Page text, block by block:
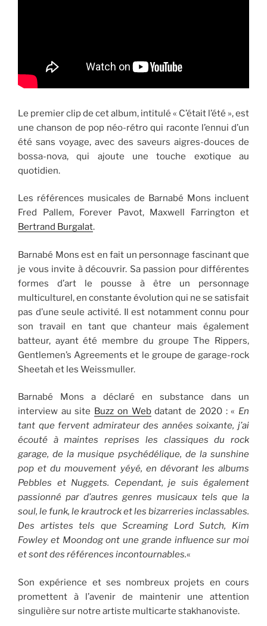
Le premier clip de cet album, intitulé « C’était l’été », est
une chanson de pop néo-rétro qui raconte l’ennui d’un
été sans voyage, avec des saveurs aigres-douces de
bossa-nova, qui ajoute une touche exotique au
quotidien.
Les références musicales de Barnabé Mons incluent
Fred Pallem, Forever Pavot, Maxwell Farrington et
Bertrand Burgalat.
Barnabé Mons est en fait un personnage fascinant que
je vous invite à découvrir. Sa passion pour différentes
formes d’art le pousse à être un personnage
multiculturel, en constante évolution qui ne se satisfait
pas d’une seule activité. Il est notamment connu pour
son travail en tant que chanteur mais également
batteur, ayant été membre du groupe The Rippers,
Gentlemen’s Agreements et le groupe de garage-rock
Sheetah et les Weissmuller.
Barnabé Mons a déclaré en substance dans un
interview au site Buzz on Webdatant de 2020 : « En
tant que fervent admirateur des années soixante, j’ai
écouté à maintes reprises les classiques du rock
garage, de la musique psychédélique, de la sunshine
pop et du mouvement yéyé, en dévorant les albums
Pebbles et Nuggets. Cependant, je suis également
passionné par d’autres genres musicaux tels que la
soul, le funk, le krautrock et les bizarreries inclassables.
Des artistes tels que Screaming Lord Sutch, Kim
Fowley et Moondog ont une grande influence sur moi
et sont des références incontournables.«
Son expérience et ses nombreux projets en cours
promettent à l’avenir de maintenir une attention
singulière sur notre artiste multicarte stakhanoviste.